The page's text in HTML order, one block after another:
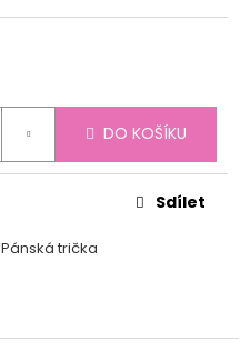
DO KOŠÍKU
Pánská trička
Sdílet